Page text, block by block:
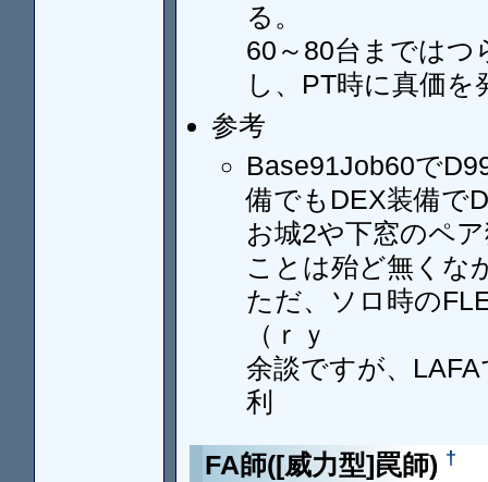
る。
60～80台まではつ
し、PT時に真価を
参考
Base91Job60で
備でもDEX装備で
お城2や下窓のペ
ことは殆ど無くな
ただ、ソロ時の
（ｒｙ
余談ですが、
利
FA師([威力型]罠師) †